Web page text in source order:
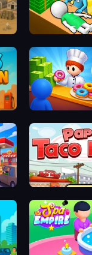
Doctor Hero
My Cake Shop
Papa's Taco Mia